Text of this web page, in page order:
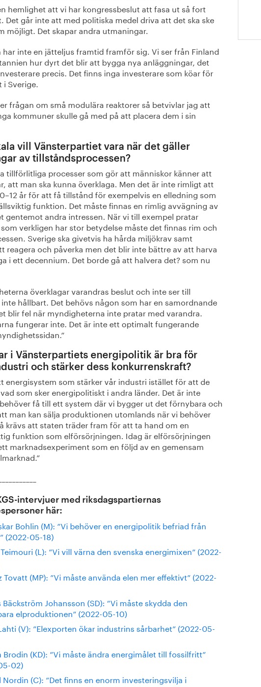
hemlighet att vi har kongressbeslut att fasa ut så fort
Det går inte att med politiska medel driva att det ska ske
möjligt. Det skapar andra utmaningar.
har inte en jätteljus framtid framför sig. Vi ser från Finland
hur dyrt det blir att bygga nya anläggningar, det
precis. Det finns inga investerare som köar för
i Sverige.
frågan om små modulära reaktorer så betvivlar jag att
kommuner skulle gå med på att placera dem i sin
vill Vänsterpartiet vara när det gäller
av tillståndsprocessen?
tillförlitliga processer som gör att människor känner att
att man ska kunna överklaga. Men det är inte rimligt att
år för att få tillstånd för exempelvis en elledning som
funktion. Det måste finnas en rimlig avvägning av
gentemot andra intressen. När vi till exempel pratar
verkligen har stor betydelse måste det finnas rim och
Sverige ska givetvis ha hårda miljökrav samt
reagera och påverka men det blir inte bättre av att harva
i ett decennium. Det borde gå att halvera det? som nu
överklagar varandras beslut och inte ser till
hållbart. Det behövs någon som har en samordnande
blir fel när myndigheterna inte pratar med varandra.
fungerar inte. Det är inte ett optimalt fungerande
i Vänsterpartiets energipolitik är bra för
och stärker dess konkurrenskraft?
energisystem som stärker vår industri istället för att de
som sker energipolitiskt i andra länder. Det är inte
få till ett system där vi bygger ut det förnybara och
man kan sälja produktionen utomlands när vi behöver
krävs att staten träder fram för att ta hand om en
funktion som elförsörjningen. Idag är elförsörjningen
marknadsexperiment som en följd av en gemensam
intervjuer med riksdagspartiernas
här:
Bohlin (M): ”Vi behöver en energipolitik befriad från
(2022-05-18)
(L): ”Vi vill värna den svenska energimixen” (2022-
Tovatt (MP): ”Vi måste använda elen mer effektivt” (2022-
Johansson (SD): ”Vi måste skydda den
elproduktionen” (2022-05-10)
(V): ”Elexporten ökar industrins sårbarhet” (2022-05-
Brodin (KD): ”Vi måste ändra energimålet till fossilfritt”
02)
Nordin (C): ”Det finns en enorm investeringsvilja i